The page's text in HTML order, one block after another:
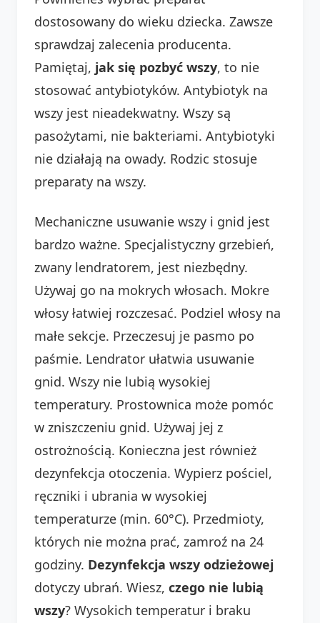
dostosowany do wieku dziecka. Zawsze
sprawdzaj zalecenia producenta.
Pamiętaj, jak się pozbyć wszy, to nie
stosować antybiotyków. Antybiotyk na
wszy jest nieadekwatny. Wszy są
pasożytami, nie bakteriami. Antybiotyki
nie działają na owady. Rodzic stosuje
preparaty na wszy.
Mechaniczne usuwanie wszy i gnid jest
bardzo ważne. Specjalistyczny grzebień,
zwany lendratorem, jest niezbędny.
Używaj go na mokrych włosach. Mokre
włosy łatwiej rozczesać. Podziel włosy na
małe sekcje. Przeczesuj je pasmo po
paśmie. Lendrator ułatwia usuwanie
gnid. Wszy nie lubią wysokiej
temperatury. Prostownica może pomóc
w zniszczeniu gnid. Używaj jej z
ostrożnością. Konieczna jest również
dezynfekcja otoczenia. Wypierz pościel,
ręczniki i ubrania w wysokiej
temperaturze (min. 60°C). Przedmioty,
których nie można prać, zamroź na 24
godziny. Dezynfekcja wszy odzieżowej
dotyczy ubrań. Wiesz, czego nie lubią
wszy? Wysokich temperatur i braku